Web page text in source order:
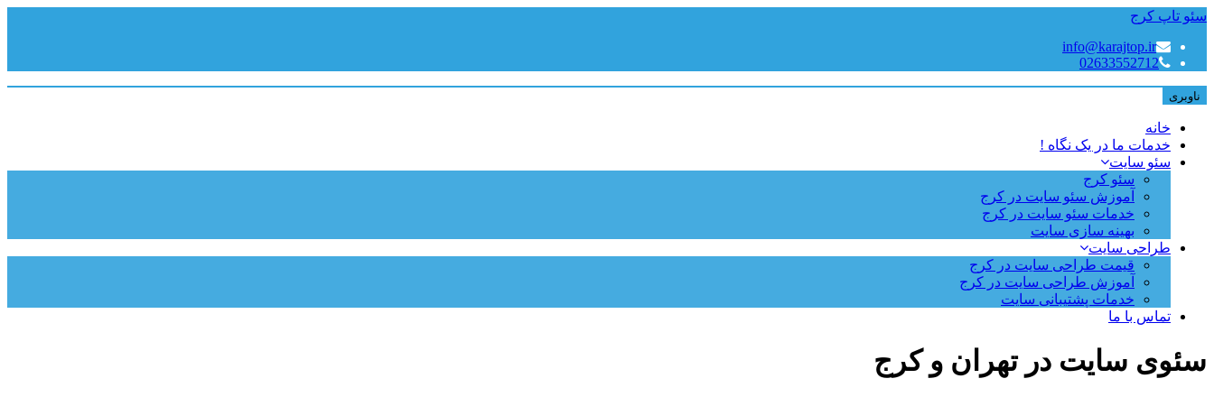
سئو تاپ کرج
info@karajtop.ir
02633552712
ناوبری
خانه
خدمات ما در یک نگاه !
سئو سایت
سئو کرج
آموزش سئو سایت در کرج
خدمات سئو سایت در کرج
بهینه سازی سایت
طراحی سایت
قیمت طراحی سایت در کرج
آموزش طراحی سایت در کرج
خدمات پشتیبانی سایت
تماس با ما
سئوی سایت در تهران و کرج